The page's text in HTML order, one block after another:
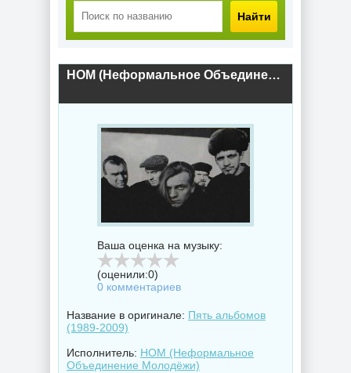
Найти
НОМ (Неформальное Объединение Молодёжи) - Пять альбомов (1989-2009) (2018) скачать торрент
Ваша оценка на музыку:
(оценили:0)
0 комментариев
Название в оригинале: Пять альбомов
(1989-2009)
Исполнитель: НОМ (Неформальное
Объединение Молодёжи)